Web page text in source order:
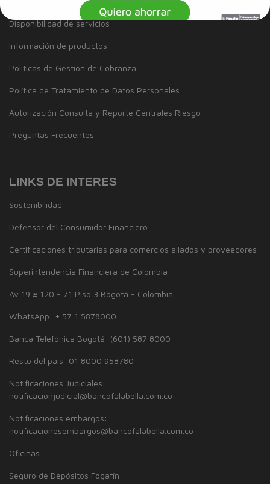
Disponibilidad de servicios
Información de productos
Políticas de Gestión de Cobranza
Política de Tratamiento de Datos Personales
Autorización Consulta y Reporte Centrales Riesgo
Preguntas Frecuentes
LINKS DE INTERES
Sostenibilidad
Defensor del Consumidor Financiero
Certificaciones tributarias para comercios aliados y proveedores
Superintendencia Financiera de Colombia
Av 19 # 120 - 71 Piso 3 Bogotá - Colombia
WhatsApp: + 57 1 5878000
Banca Telefónica Bogotá: (601) 587 8000
Resto del país: 01 8000 958780
Notificaciones Judiciales:
notificacionjudicial@bancofalabella.com.co
Notificaciones embargos:
notificacionesembargos@bancofalabella.com.co
Oficinas
Seguro de Depósitos Fogafín